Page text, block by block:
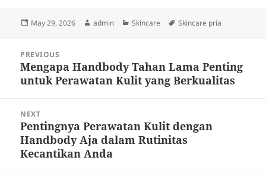
Posted
May 29, 2026 Author
admin Categories
Skincare Tags
Skincare pria
navigation
PREVIOUS
Previous
post:
Mengapa Handbody Tahan Lama Penting
untuk Perawatan Kulit yang Berkualitas
NEXT
Next
post:
Pentingnya Perawatan Kulit dengan
Handbody Aja dalam Rutinitas
Kecantikan Anda